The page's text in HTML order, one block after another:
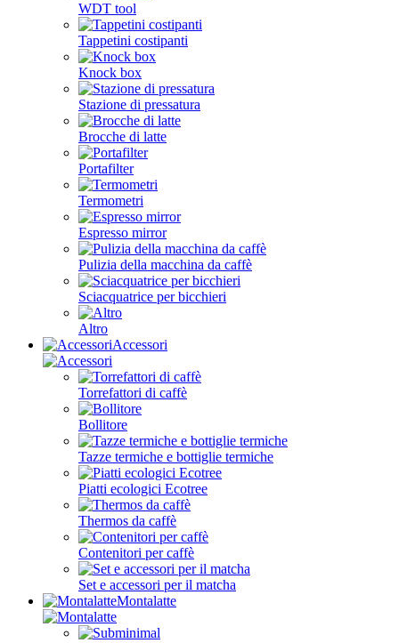
WDT tool
Tappetini costipanti
Knock box
Stazione di pressatura
Brocche di latte
Portafilter
Termometri
Espresso mirror
Pulizia della macchina da caffè
Sciacquatrice per bicchieri
Altro
Accessori
Torrefattori di caffè
Bollitore
Tazze termiche e bottiglie termiche
Piatti ecologici Ecotree
Thermos da caffè
Contenitori per caffè
Set e accessori per il matcha
Montalatte